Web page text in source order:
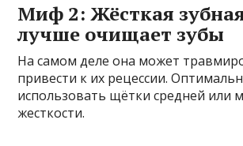
Миф 2: Жёсткая
лучше очищает зубы
На самом деле она может
привести к их рецессии.
использовать щётки средней или
жесткости.